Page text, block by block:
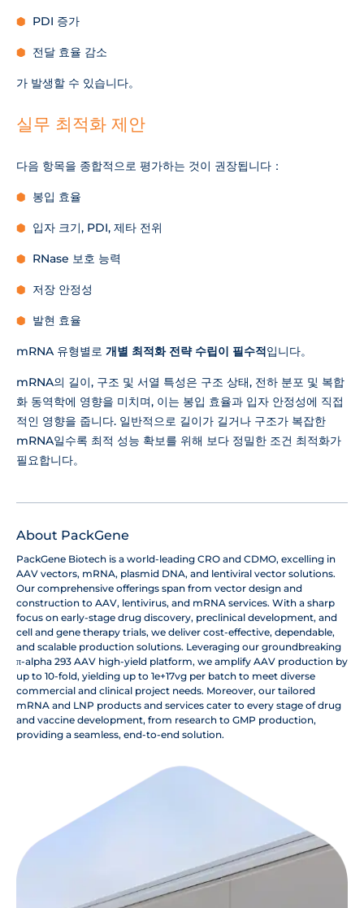
PDI 증가
전달 효율 감소
가 발생할 수 있습니다。
실무 최적화 제안
다음 항목을 종합적으로 평가하는 것이 권장됩니다：
봉입 효율
입자 크기, PDI, 제타 전위
RNase 보호 능력
저장 안정성
발현 효율
mRNA 유형별로 개별 최적화 전략 수립이 필수적입니다。
mRNA의 길이, 구조 및 서열 특성은 구조 상태, 전하 분포 및 복합
화 동역학에 영향을 미치며, 이는 봉입 효율과 입자 안정성에 직접
적인 영향을 줍니다. 일반적으로 길이가 길거나 구조가 복잡한
mRNA일수록 최적 성능 확보를 위해 보다 정밀한 조건 최적화가
필요합니다。
About PackGene
PackGene Biotech is a world-leading CRO and CDMO, excelling in
AAV vectors, mRNA, plasmid DNA, and lentiviral vector solutions.
Our comprehensive offerings span from vector design and
construction to AAV, lentivirus, and mRNA services. With a sharp
focus on early-stage drug discovery, preclinical development, and
cell and gene therapy trials, we deliver cost-effective, dependable,
and scalable production solutions. Leveraging our groundbreaking
π-alpha 293 AAV high-yield platform, we amplify AAV production by
up to 10-fold, yielding up to 1e+17vg per batch to meet diverse
commercial and clinical project needs. Moreover, our tailored
mRNA and LNP products and services cater to every stage of drug
and vaccine development, from research to GMP production,
providing a seamless, end-to-end solution.